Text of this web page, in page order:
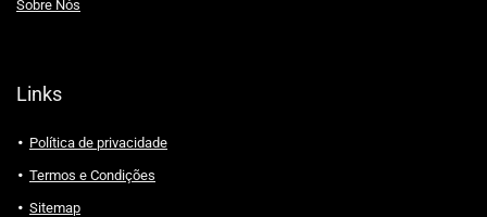
Sobre Nós
Links
Política de privacidade
Termos e Condições
Sitemap